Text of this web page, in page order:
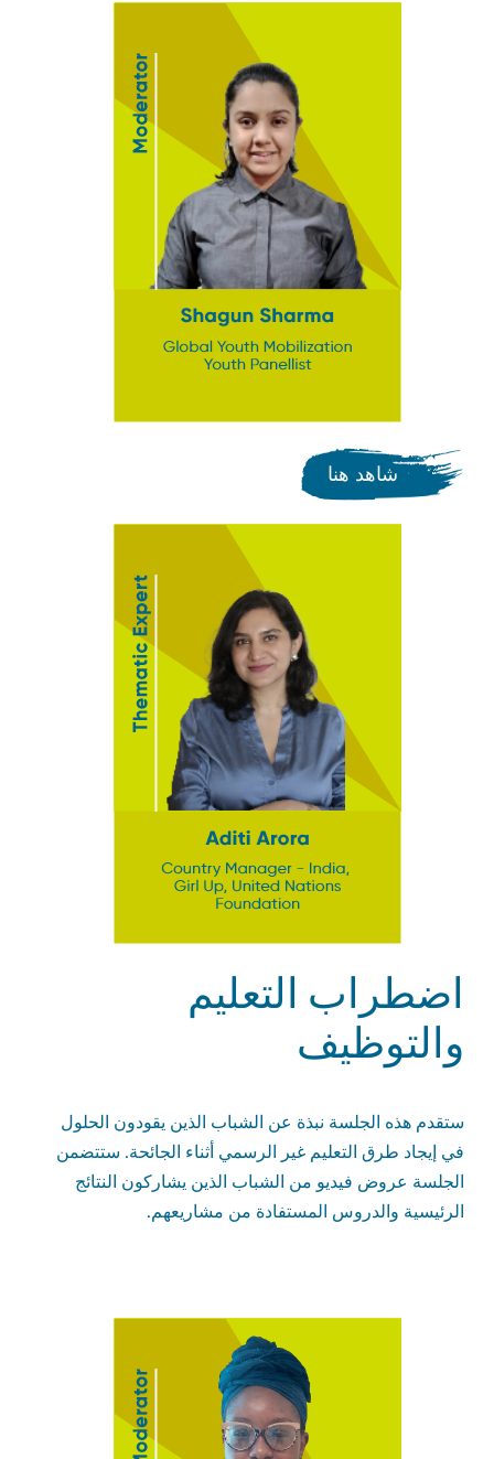
شاهد هنا
اضطراب التعليم
والتوظيف
ستقدم هذه الجلسة نبذة عن الشباب الذين يقودون الحلول
في إيجاد طرق التعليم غير الرسمي أثناء الجائحة. ستتضمن
الجلسة عروض فيديو من الشباب الذين يشاركون النتائج
الرئيسية والدروس المستفادة من مشاريعهم.